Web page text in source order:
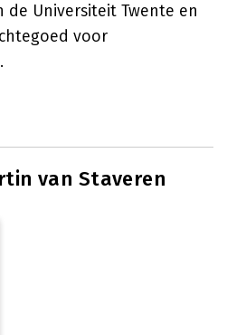
de Universiteit Twente en
voor
van Staveren